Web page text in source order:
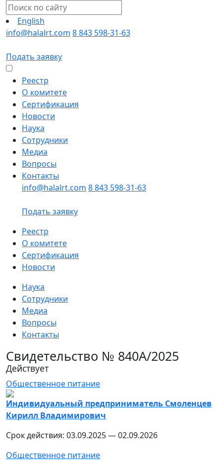
English
info@halalrt.com 8 843 598-31-63
Подать заявку
Реестр
О комитете
Сертификация
Новости
Наука
Сотрудники
Медиа
Вопросы
Контакты
info@halalrt.com 8 843 598-31-63
Подать заявку
Реестр
О комитете
Сертификация
Новости
Наука
Сотрудники
Медиа
Вопросы
Контакты
Свидетельство № 840А/2025
Действует
Общественное питание
Индивидуальный предприниматель Смоленцев
Кирилл Владимирович
Срок действия: 03.09.2025 — 02.09.2026
Общественное питание